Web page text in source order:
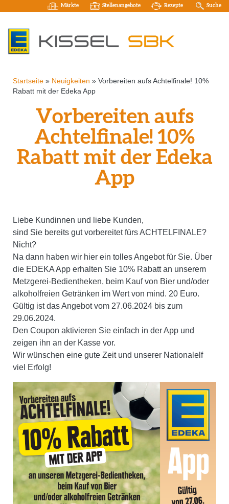
Märkte Stellenangebote Rezepte Suche
Startseite » Neuigkeiten » Vorbereiten aufs Achtelfinale! 10%
Rabatt mit der Edeka App
Vorbereiten aufs
Achtelfinale! 10%
Rabatt mit der Edeka
App
Liebe Kundinnen und liebe Kunden,
sind Sie bereits gut vorbereitet fürs ACHTELFINALE?
Nicht?
Na dann haben wir hier ein tolles Angebot für Sie. Über
die EDEKA App erhalten Sie 10% Rabatt an unserem
Metzgerei-Bedientheken, beim Kauf von Bier und/oder
alkoholfreien Getränken im Wert von mind. 20 Euro.
Gültig ist das Angebot vom 27.06.2024 bis zum
29.06.2024.
Den Coupon aktivieren Sie einfach in der App und
zeigen ihn an der Kasse vor.
Wir wünschen eine gute Zeit und unserer Nationalelf
viel Erfolg!